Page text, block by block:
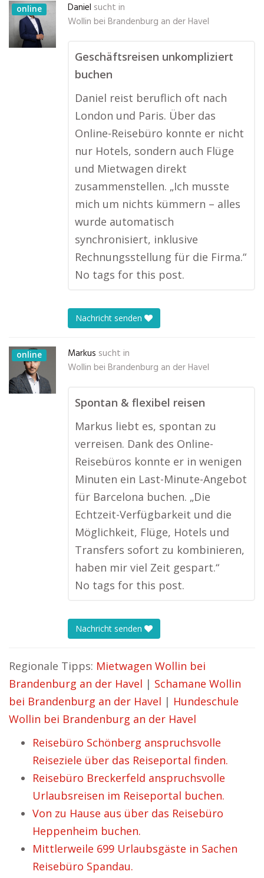
online Daniel sucht in
Wollin bei Brandenburg an der Havel
Geschäftsreisen unkompliziert
buchen
Daniel reist beruflich oft nach
London und Paris. Über das
Online-Reisebüro konnte er nicht
nur Hotels, sondern auch Flüge
und Mietwagen direkt
zusammenstellen. „Ich musste
mich um nichts kümmern – alles
wurde automatisch
synchronisiert, inklusive
Rechnungsstellung für die Firma.“
No tags for this post.
Nachricht senden
online Markus sucht in
Wollin bei Brandenburg an der Havel
Spontan & flexibel reisen
Markus liebt es, spontan zu
verreisen. Dank des Online-
Reisebüros konnte er in wenigen
Minuten ein Last-Minute-Angebot
für Barcelona buchen. „Die
Echtzeit-Verfügbarkeit und die
Möglichkeit, Flüge, Hotels und
Transfers sofort zu kombinieren,
haben mir viel Zeit gespart.“
No tags for this post.
Nachricht senden
Regionale Tipps: Mietwagen Wollin bei
Brandenburg an der Havel | Schamane Wollin
bei Brandenburg an der Havel | Hundeschule
Wollin bei Brandenburg an der Havel
Reisebüro Schönberg anspruchsvolle
Reiseziele über das Reiseportal finden.
Reisebüro Breckerfeld anspruchsvolle
Urlaubsreisen im Reiseportal buchen.
Von zu Hause aus über das Reisebüro
Heppenheim buchen.
Mittlerweile 699 Urlaubsgäste in Sachen
Reisebüro Spandau.